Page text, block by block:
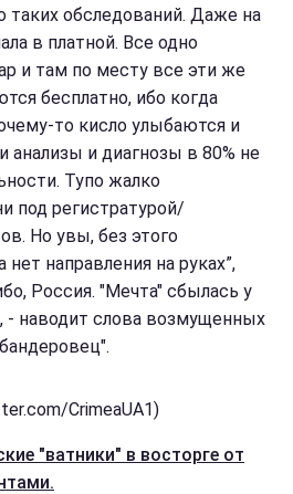
таких обследований. Даже на
в платной. Все одно
и там по месту все эти же
бесплатно, ибо когда
то кисло улыбаются и
анализы и диагнозы в 80% не
Тупо жалко
под регистратурой/
Но увы, без этого
нет направления на руках”,
Россия. "Мечта" сбылась у
- наводит слова возмущенных
CrimeaUA1)
"ватники" в восторге от